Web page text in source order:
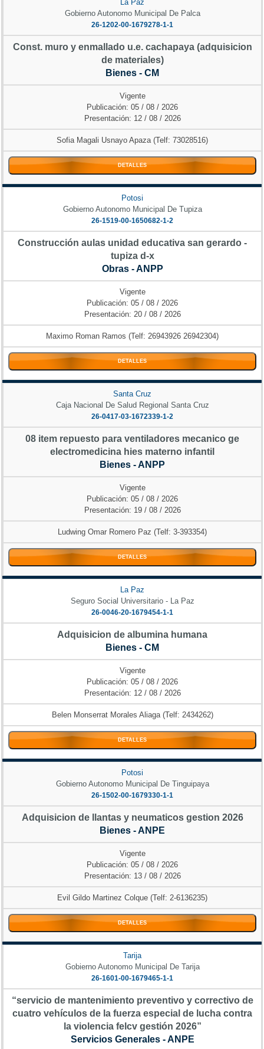
La Paz
Gobierno Autonomo Municipal De Palca
26-1202-00-1679278-1-1
Const. muro y enmallado u.e. cachapaya (adquisicion
de materiales)
Bienes - CM
Vigente
Publicación: 05 / 08 / 2026
Presentación: 12 / 08 / 2026
Sofia Magali Usnayo Apaza (Telf: 73028516)
DETALLES
Potosi
Gobierno Autonomo Municipal De Tupiza
26-1519-00-1650682-1-2
Construcción aulas unidad educativa san gerardo -
tupiza d-x
Obras - ANPP
Vigente
Publicación: 05 / 08 / 2026
Presentación: 20 / 08 / 2026
Maximo Roman Ramos (Telf: 26943926 26942304)
DETALLES
Santa Cruz
Caja Nacional De Salud Regional Santa Cruz
26-0417-03-1672339-1-2
08 item repuesto para ventiladores mecanico ge
electromedicina hies materno infantil
Bienes - ANPP
Vigente
Publicación: 05 / 08 / 2026
Presentación: 19 / 08 / 2026
Ludwing Omar Romero Paz (Telf: 3-393354)
DETALLES
La Paz
Seguro Social Universitario - La Paz
26-0046-20-1679454-1-1
Adquisicion de albumina humana
Bienes - CM
Vigente
Publicación: 05 / 08 / 2026
Presentación: 12 / 08 / 2026
Belen Monserrat Morales Aliaga (Telf: 2434262)
DETALLES
Potosi
Gobierno Autonomo Municipal De Tinguipaya
26-1502-00-1679330-1-1
Adquisicion de llantas y neumaticos gestion 2026
Bienes - ANPE
Vigente
Publicación: 05 / 08 / 2026
Presentación: 13 / 08 / 2026
Evil Gildo Martinez Colque (Telf: 2-6136235)
DETALLES
Tarija
Gobierno Autonomo Municipal De Tarija
26-1601-00-1679465-1-1
“servicio de mantenimiento preventivo y correctivo de
cuatro vehículos de la fuerza especial de lucha contra
la violencia felcv gestión 2026”
Servicios Generales - ANPE